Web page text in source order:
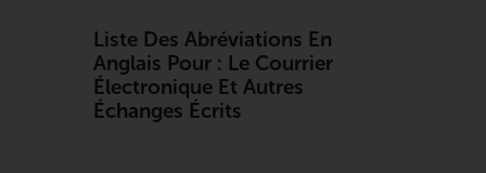
Liste Des Abréviations En
Anglais Pour : Le Courrier
Électronique Et Autres
Échanges Écrits